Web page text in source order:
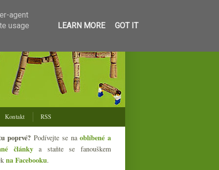
Kontakt RSS
poprvé? Podívejte se naoblíbené a
článkya staňte se fanouškem
na Facebooku.
agent
usage
LEARN MORE GOT IT